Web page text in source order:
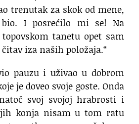
trenutak za skok od mene,
I posrećilo mi se! Na
tanetu opet sam
iza naših položaja.“
pauzu i uživao u dobrom
je doveo svoje goste. Onda
svoj svojoj hrabrosti i
konja nisam u tom ratu